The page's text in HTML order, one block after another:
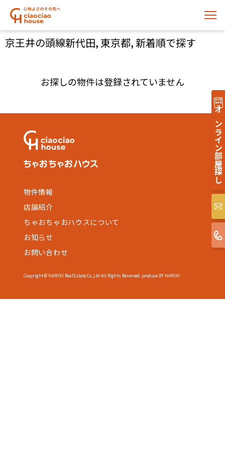
京王井の頭線新代田, 東京都, 新着順で探す
お探しの物件は登録されていません
オンライン部屋探し
物件情報
店舗紹介
ちゃおちゃおハウスについて
お知らせ
お問い合わせ
Copyright © NAMIKI RealEstate Co.,Ltd All Rights Reserved. produce BY NAMIKI